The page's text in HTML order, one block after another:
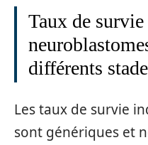
Taux de survie
différents
Les taux de survie
sont génériques et